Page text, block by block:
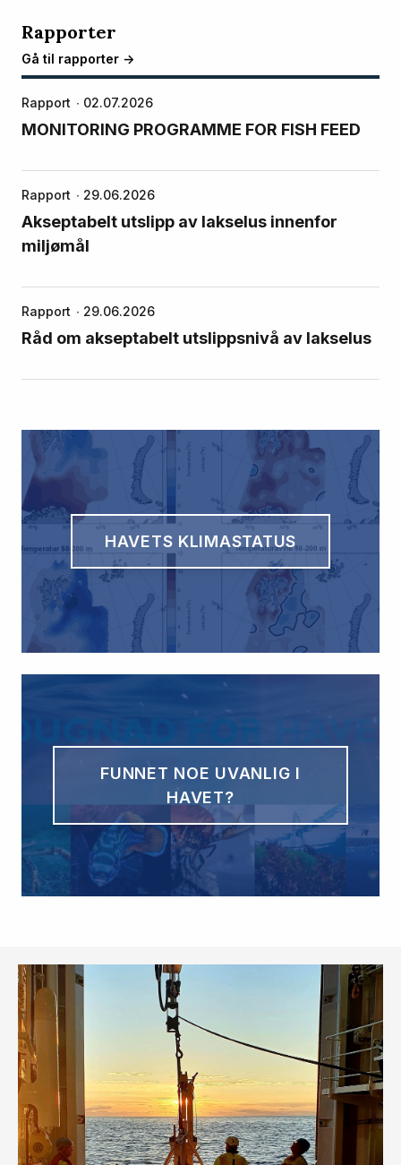
Rapporter
Gå til rapporter ->
Rapport 02.07.2026
MONITORING PROGRAMME FOR FISH FEED
Rapport 29.06.2026
Akseptabelt utslipp av lakselus innenfor
miljømål
Rapport 29.06.2026
Råd om akseptabelt utslippsnivå av lakselus
HAVETS KLIMASTATUS
FUNNET NOE UVANLIG I
HAVET?